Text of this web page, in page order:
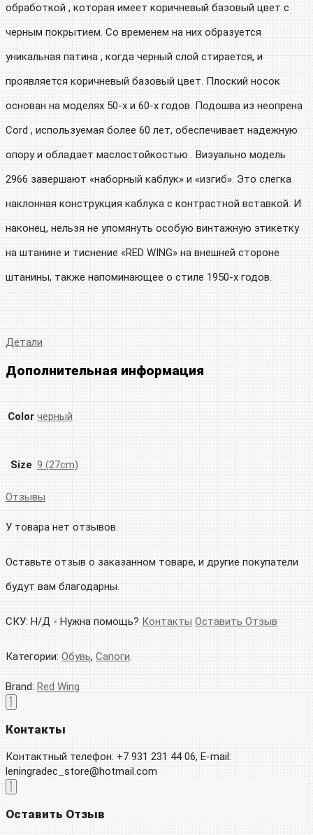
обработкой , которая имеет коричневый базовый цвет с
черным покрытием. Со временем на них образуется
уникальная патина , когда черный слой стирается, и
проявляется коричневый базовый цвет. Плоский носок
основан на моделях 50-х и 60-х годов. Подошва из неопрена
Cord , используемая более 60 лет, обеспечивает надежную
опору и обладает маслостойкостью . Визуально модель
2966 завершают «наборный каблук» и «изгиб». Это слегка
наклонная конструкция каблука с контрастной вставкой. И
наконец, нельзя не упомянуть особую винтажную этикетку
на штанине и тиснение «RED WING» на внешней стороне
штанины, также напоминающее о стиле 1950-х годов.
Детали
Дополнительная информация
Color черный
Size 9 (27cm)
Отзывы
У товара нет отзывов.
Оставьте отзыв о заказанном товаре, и другие покупатели
будут вам благодарны.
СКУ: Н/Д - Нужна помощь? Контакты Оставить Отзыв
Категории: Обувь, Сапоги.
Brand: Red Wing
Контакты
Контактный телефон: +7 931 231 44 06, E-mail:
leningradec_store@hotmail.com
Оставить Отзыв